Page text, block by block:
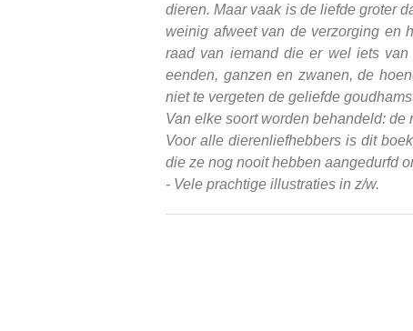
dieren. Maar vaak is de liefde groter
weinig afweet van de verzorging en
raad van iemand die er wel iets van
eenden, ganzen en zwanen, de
niet te vergeten de geliefde
Van elke soort worden behandeld:
Voor alle dierenliefhebbers is dit
die ze nog nooit hebben aangedurfd
- Vele prachtige illustraties in z/w.